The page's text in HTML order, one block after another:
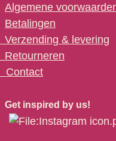
Algemene
Betalingen
Verzending & levering
Retourneren
Contact
Get inspired by us!